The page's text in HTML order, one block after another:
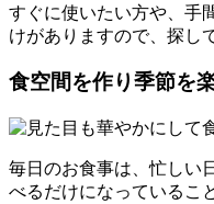
すぐに使いたい方や、手
けがありますので、探し
食空間を作り季節を
毎日のお食事は、忙しい
べるだけになっているこ